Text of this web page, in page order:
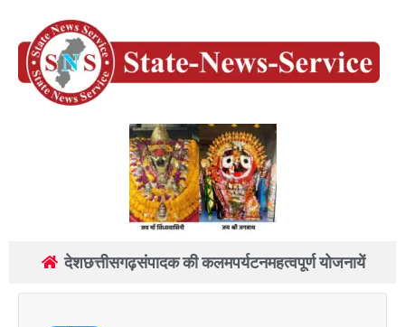
देशछत्तीसगढ़संपादक की कलमपर्यटनमहत्वपूर्ण योजनायें